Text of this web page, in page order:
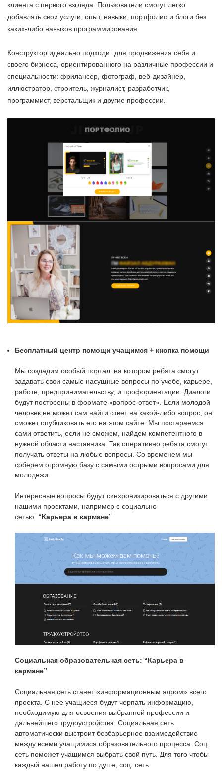
клиента с первого взгляда. Пользователи смогут легко
добавлять свои услуги, опыт, навыки, портфолио и блоги без
каких-либо навыков программирования.
Конструктор идеально подходит для продвижения себя и
своего бизнеса, ориентированного на различные профессии и
специальности: фрилансер, фотограф, веб-дизайнер,
иллюстратор, строитель, журналист, разработчик,
программист, верстальщик и другие профессии.
Бесплатный центр помощи учащимся + кнопка помощи
Мы создадим особый портал, на котором ребята смогут
задавать свои самые насущные вопросы по учебе, карьере,
работе, предпринимательству, и профориентации. Диалоги
будут построены в формате «вопрос-ответ». Если молодой
человек не может сам найти ответ на какой-либо вопрос, он
сможет опубликовать его на этом сайте. Мы постараемся
сами ответить, если не сможем, найдем компетентного в
нужной области наставника. Так оперативно ребята смогут
получать ответы на любые вопросы. Со временем мы
соберем огромную базу с самыми острыми вопросами для
молодежи.
Интересные вопросы будут синхронизироваться с другими
нашими проектами, например с социально
сетью: “Карьера в кармане”
Социальная образовательная сеть: “Карьера в
кармане”
Социальная сеть станет «информационным ядром» всего
проекта. С нее учащиеся будут черпать информацию,
необходимую для освоения выбранной профессии и
дальнейшего трудоустройства. Социальная сеть
автоматически выстроит безбарьерное взаимодействие
между всеми учащимися образовательного процесса. Соц.
сеть поможет учащимся выбрать свой путь. Для того чтобы
каждый нашел работу по душе, соц. сеть